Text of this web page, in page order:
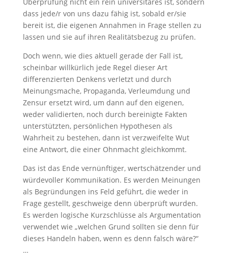
dass jede/r von uns dazu fähig ist, sobald er/sie
bereit ist, die eigenen Annahmen in Frage stellen zu
lassen und sie auf ihren Realitätsbezug zu prüfen.
Doch wenn, wie dies aktuell gerade der Fall ist,
scheinbar willkürlich jede Regel dieser Art
differenzierten Denkens verletzt und durch
Meinungsmache, Propaganda, Verleumdung und
Zensur ersetzt wird, um dann auf den eigenen,
weder validierten, noch durch bereinigte Fakten
unterstützten, persönlichen Hypothesen als
Wahrheit zu bestehen, dann ist verzweifelte Wut
eine Antwort, die einer Ohnmacht gleichkommt.
Das ist das Ende vernünftiger, wertschätzender und
würdevoller Kommunikation. Es werden Meinungen
als Begründungen ins Feld geführt, die weder in
Frage gestellt, geschweige denn überprüft wurden.
Es werden logische Kurzschlüsse als Argumentation
verwendet wie „welchen Grund sollten sie denn für
dieses Handeln haben, wenn es denn falsch wäre?“
…